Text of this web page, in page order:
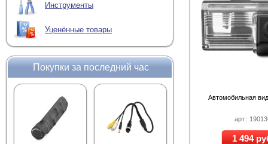
Инструменты
Уценённые товары
Покупки за последний час
арт.:
Автомобильная
1 494